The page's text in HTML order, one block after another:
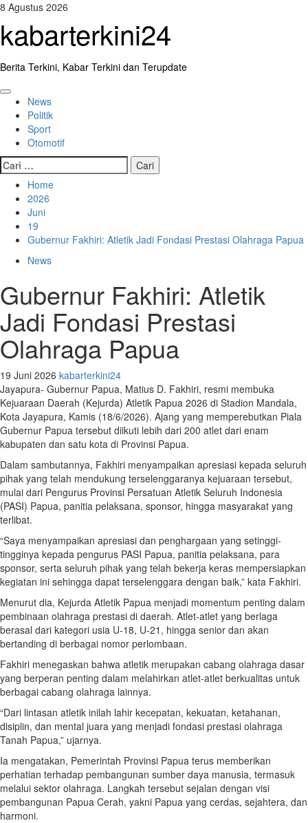
Skip
content
8 Agustus 2026
kabarterkini24
Berita Terkini, Kabar Terkini dan Terupdate
Primary
Menu
News
Politik
Sport
Otomotif
Cari
untuk:
Home
2026
Juni
19
Gubernur Fakhiri: Atletik Jadi Fondasi Prestasi Olahraga Papua
News
Gubernur Fakhiri: Atletik
Jadi Fondasi Prestasi
Olahraga Papua
19 Juni 2026 kabarterkini24
Jayapura- Gubernur Papua, Matius D. Fakhiri, resmi membuka
Kejuaraan Daerah (Kejurda) Atletik Papua 2026 di Stadion Mandala,
Kota Jayapura, Kamis (18/6/2026). Ajang yang memperebutkan Piala
Gubernur Papua tersebut diikuti lebih dari 200 atlet dari enam
kabupaten dan satu kota di Provinsi Papua.
Dalam sambutannya, Fakhiri menyampaikan apresiasi kepada seluruh
pihak yang telah mendukung terselenggaranya kejuaraan tersebut,
mulai dari Pengurus Provinsi Persatuan Atletik Seluruh Indonesia
(PASI) Papua, panitia pelaksana, sponsor, hingga masyarakat yang
terlibat.
“Saya menyampaikan apresiasi dan penghargaan yang setinggi-
tingginya kepada pengurus PASI Papua, panitia pelaksana, para
sponsor, serta seluruh pihak yang telah bekerja keras mempersiapkan
kegiatan ini sehingga dapat terselenggara dengan baik,” kata Fakhiri.
Menurut dia, Kejurda Atletik Papua menjadi momentum penting dalam
pembinaan olahraga prestasi di daerah. Atlet-atlet yang berlaga
berasal dari kategori usia U-18, U-21, hingga senior dan akan
bertanding di berbagai nomor perlombaan.
Fakhiri menegaskan bahwa atletik merupakan cabang olahraga dasar
yang berperan penting dalam melahirkan atlet-atlet berkualitas untuk
berbagai cabang olahraga lainnya.
“Dari lintasan atletik inilah lahir kecepatan, kekuatan, ketahanan,
disiplin, dan mental juara yang menjadi fondasi prestasi olahraga
Tanah Papua,” ujarnya.
Ia mengatakan, Pemerintah Provinsi Papua terus memberikan
perhatian terhadap pembangunan sumber daya manusia, termasuk
melalui sektor olahraga. Langkah tersebut sejalan dengan visi
pembangunan Papua Cerah, yakni Papua yang cerdas, sejahtera, dan
harmoni.